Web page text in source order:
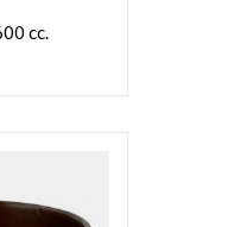
cc.